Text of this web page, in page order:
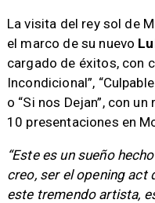
La visita del rey sol de
el marco de su nuevo
cargado de éxitos, con
Incondicional”,
o “Si nos Dejan”, con
10 presentaciones en
“Este es un sueño
creo, ser el opening
este tremendo artista,